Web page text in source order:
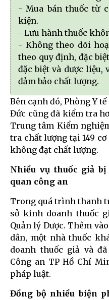
- Mua bán thuốc từ
kiện.
- Lưu hành thuốc
- Không theo dõi
theo quy định, đặc
đặc biệt và dược liệu,
đảm bảo chất lượng.
Bên cạnh đó, Phòng Y
Đức cũng đã kiểm tra
Trung tâm Kiểm
tra chất lượng tại 149
không đạt chất lượng.
Nhiều vụ thuốc giả
quan công an
Trong quá trình thanh
sở kinh doanh thuốc
Quản lý Dược. Thêm
dân, một nhà thuốc
doanh thuốc giả và
Công an TP Hồ Chí
pháp luật.
Đồng bộ nhiều biện